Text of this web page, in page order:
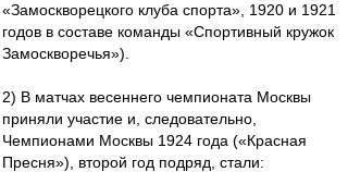
«Замоскворецкого клуба спорта», 1920 и 1921
годов в составе команды «Спортивный кружок
Замоскворечья»).
2) В матчах весеннего чемпионата Москвы
приняли участие и, следовательно,
Чемпионами Москвы 1924 года («Красная
Пресня»), второй год подряд, стали: